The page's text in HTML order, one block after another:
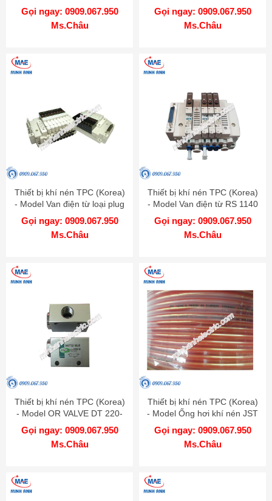
PER
Gọi ngay: 0909.067.950
Ms.Châu
in RS 4000
Gọi ngay: 0909.067.950
Ms.Châu
Thiết bị khí nén TPC (Korea)
- Model Van điện từ loại plug
in RS 1000 - 2000
Gọi ngay: 0909.067.950
Ms.Châu
Thiết bị khí nén TPC (Korea)
- Model Van điện từ RS 1140
Gọi ngay: 0909.067.950
Ms.Châu
Thiết bị khí nén TPC (Korea)
- Model OR VALVE DT 220-
02
Gọi ngay: 0909.067.950
Ms.Châu
Thiết bị khí nén TPC (Korea)
- Model Ống hơi khí nén JST
1065 R 100
Gọi ngay: 0909.067.950
Ms.Châu